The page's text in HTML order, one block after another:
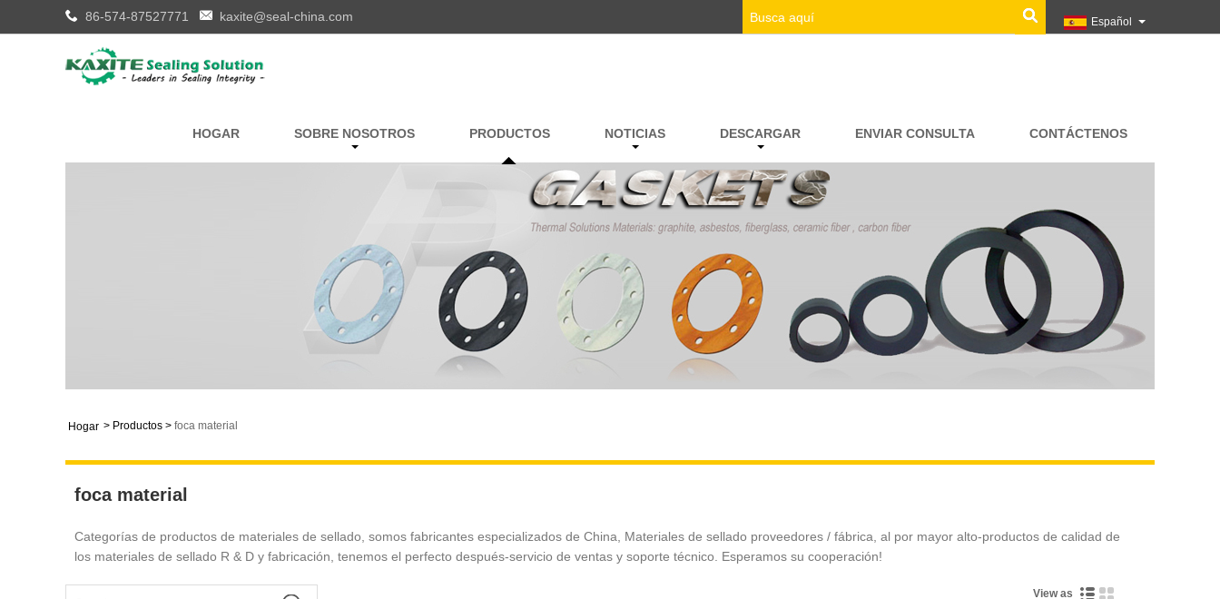
86-574-87527771 kaxite@seal-china.com Español
HOGAR SOBRE NOSOTROS PRODUCTOS NOTICIAS DESCARGAR ENVIAR CONSULTA CONTÁCTENOS
Hogar > Productos > foca material
foca material
Categorías de productos de materiales de sellado, somos fabricantes especializados de China, Materiales de sellado proveedores / fábrica, al por mayor alto-productos de calidad de
los materiales de sellado R & D y fabricación, tenemos el perfecto después-servicio de ventas y soporte técnico. Esperamos su cooperación!
View as